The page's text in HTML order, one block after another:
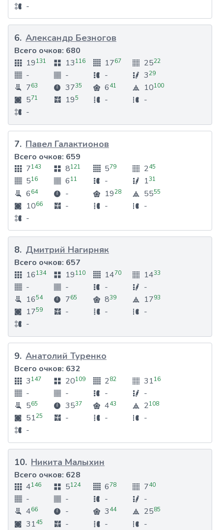
-
6. Александр Безногов
Всего очков: 680
19131 13116 1767 2522
- - - 329
763 3735 641 10100
571 195 -
-
-
7. Павел Галактионов
Всего очков: 659
7143 8121 579 245
516 611 - 131
664 - 1928 5555
1066 - -
-
-
8. Дмитрий Нагирняк
Всего очков: 657
16134 19110 1470 1433
- - -
-
1654 765 839 1793
1759 - -
-
-
9. Анатолий Туренко
Всего очков: 632
3147 20109 282 3116
- - -
-
565 3537 443 2108
5125 - -
-
-
10. Никита Малыхин
Всего очков: 628
4146 5124 678 740
- - -
-
466 - 344 2585
3145 - -
-